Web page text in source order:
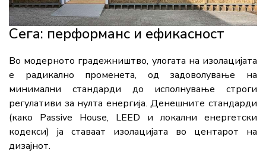
Сега: перформанс и ефикасност
Во модерното градежништво, улогата на изолацијата
е радикално променета, од задоволување на
минимални стандарди до исполнување строги
регулативи за нулта енергија. Денешните стандарди
(како Passive House, LEED и локални енергетски
кодекси) ја ставаат изолацијата во центарот на
дизајнот.